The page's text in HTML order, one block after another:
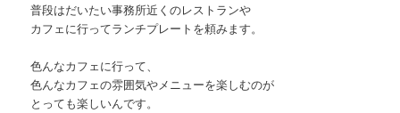
普段はだいたい事務所近くのレストランや
カフェに行ってランチプレートを頼みます。
色んなカフェに行って、
色んなカフェの雰囲気やメニューを楽しむのが
とっても楽しいんです。